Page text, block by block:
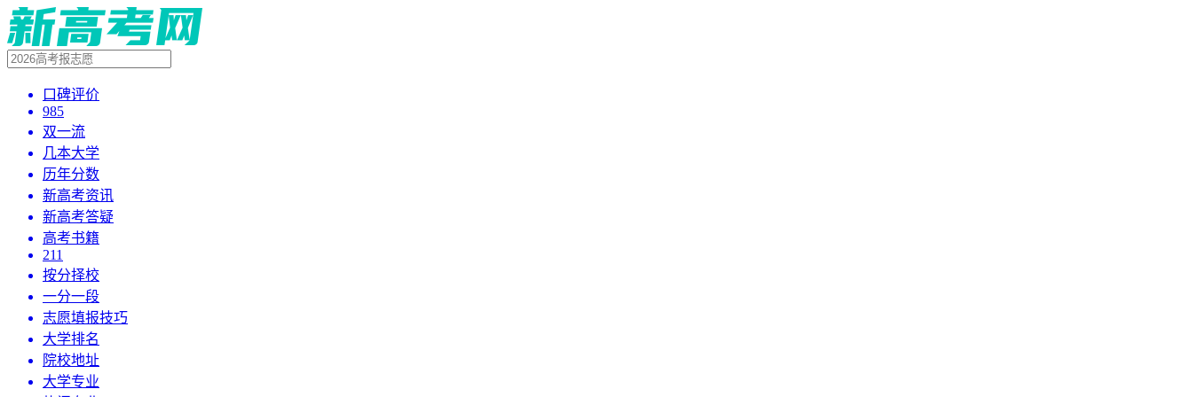
口碑评价
985
双一流
几本大学
历年分数
新高考资讯
新高考答疑
高考书籍
211
按分择校
一分一段
志愿填报技巧
大学排名
院校地址
大学专业